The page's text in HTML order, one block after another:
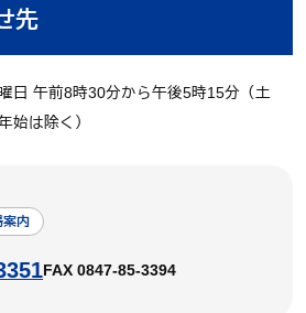
先
日 午前8時30分から午後5時15分（土
始は除く）
案内
FAX 0847-85-3394